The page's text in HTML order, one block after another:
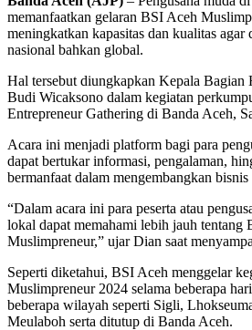
memanfaatkan gelaran BSI Aceh
meningkatkan kapasitas dan kualitas agar
nasional bahkan global.
Hal tersebut diungkapkan Kepala Bagian
Budi Wicaksono dalam kegiatan
Entrepreneur Gathering di Banda Aceh,
Acara ini menjadi platform bagi para
dapat bertukar informasi, pengalaman,
bermanfaat dalam mengembangkan bisnis
“Dalam acara ini para peserta atau
lokal dapat memahami lebih jauh tentang
Muslimpreneur,” ujar Dian saat
Seperti diketahui, BSI Aceh menggelar
Muslimpreneur 2024 selama beberapa
beberapa wilayah seperti Sigli,
Meulaboh serta ditutup di Banda Aceh.